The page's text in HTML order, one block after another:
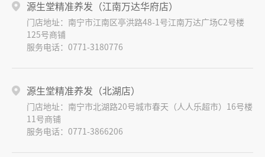
源生堂精准养发（江南万达华府店）
门店地址：南宁市江南区亭洪路48-1号江南万达广场C2号楼
125号商铺
服务电话：0771-3180776
源生堂精准养发（北湖店）
门店地址：南宁市北湖路20号城市春天（人人乐超市）16号楼
11号商铺
服务电话：0771-3866206